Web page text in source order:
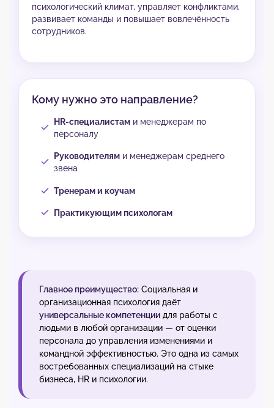
психологический климат, управляет конфликтами,
развивает команды и повышает вовлечённость
сотрудников.
Кому нужно это направление?
HR-специалистам и менеджерам по
персоналу
Руководителям и менеджерам среднего
звена
Тренерам и коучам
Практикующим психологам
Главное преимущество: Социальная и
организационная психология даёт
универсальные компетенции для работы с
людьми в любой организации — от оценки
персонала до управления изменениями и
командной эффективностью. Это одна из самых
востребованных специализаций на стыке
бизнеса, HR и психологии.